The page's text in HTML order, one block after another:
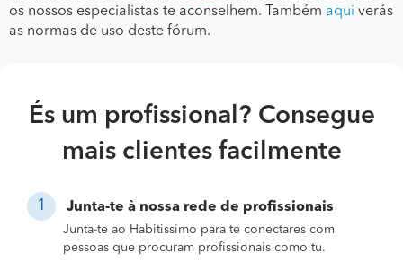
os nossos especialistas te aconselhem. Também aqui verás
as normas de uso deste fórum.
És um profissional? Consegue
mais clientes facilmente
Junta-te à nossa rede de profissionais
Junta-te ao Habitissimo para te conectares com
pessoas que procuram profissionais como tu.